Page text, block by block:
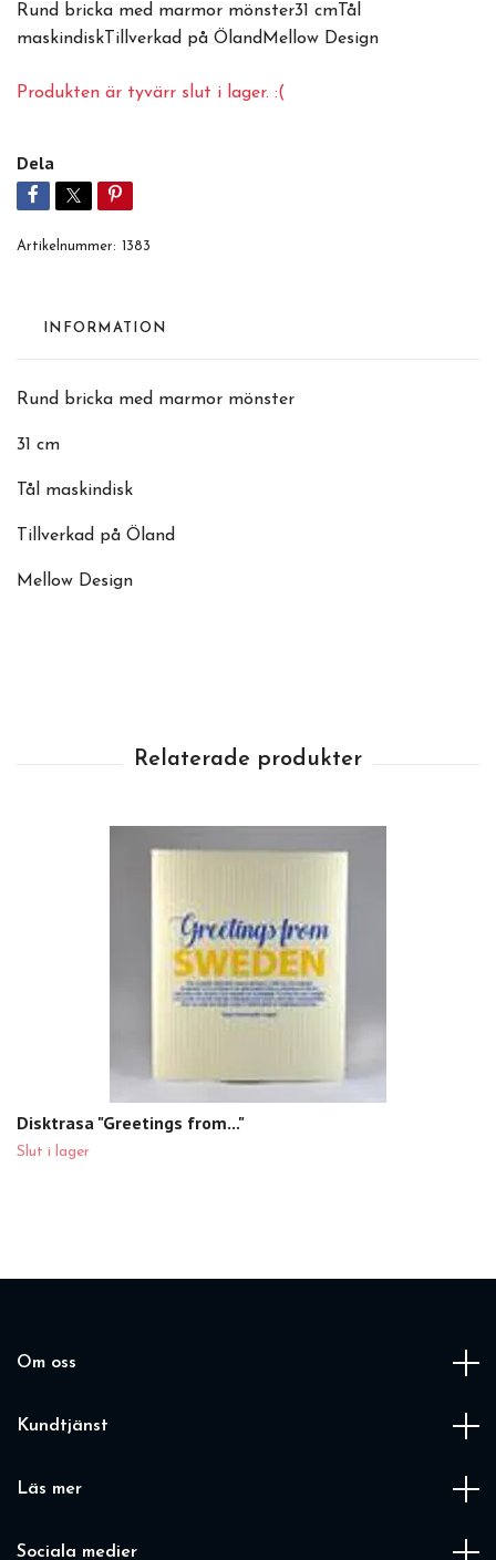
Rund bricka med marmor mönster31 cmTål
maskindiskTillverkad på ÖlandMellow Design
Produkten är tyvärr slut i lager. :(
Dela
Artikelnummer: 1383
INFORMATION
Rund bricka med marmor mönster
31 cm
Tål maskindisk
Tillverkad på Öland
Mellow Design
Disktrasa "Greetings from..."
Slut i lager
Om oss
Kundtjänst
Läs mer
Sociala medier